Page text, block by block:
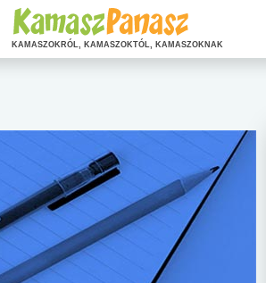
KAMASZOKRÓL, KAMASZOKTÓL, KAMASZOKNAK